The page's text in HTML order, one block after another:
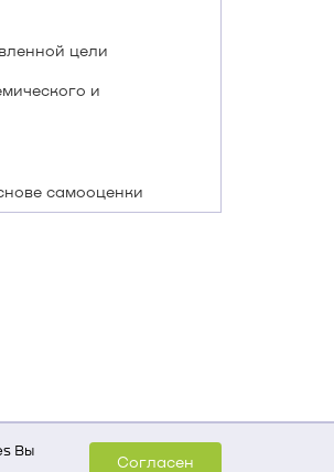
Вы
Согласен
цели
и
самооценки